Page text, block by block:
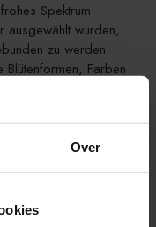
Over
Spektrum
ausgewählt wurden,
zu werden.
Blütenformen, Farben
haben, einen
zu gestalten.
Schmuckkörbchen,
nicht nur Farbe
können.